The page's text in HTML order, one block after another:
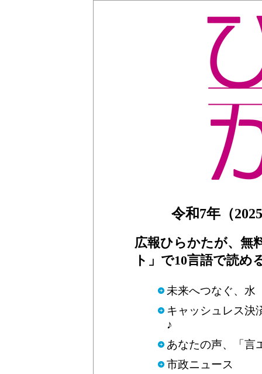
令和7年（
広報ひらかたが、無
ト」で10言語で読め
未来へつなぐ、水
キャッシュレス決
♪
あなたの声、「言
市政ニュース